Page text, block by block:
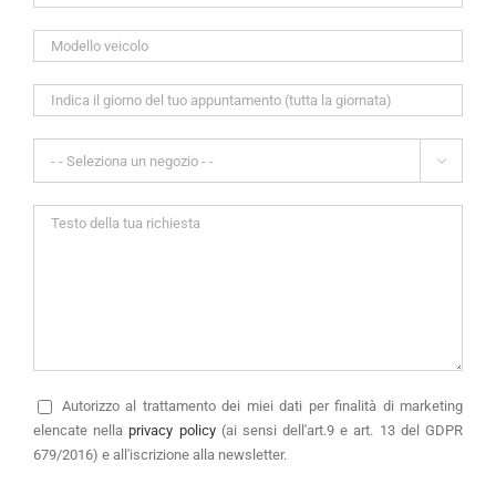

Autorizzo al trattamento dei miei dati per finalità di marketing
elencate nella privacy policy(ai sensi dell'art.9 e art. 13 del GDPR
679/2016) e all'iscrizione alla newsletter.